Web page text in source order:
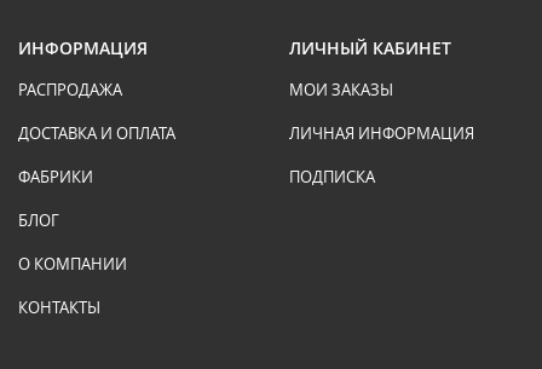
ИНФОРМАЦИЯ
РАСПРОДАЖА
ДОСТАВКА И ОПЛАТА
ФАБРИКИ
БЛОГ
О КОМПАНИИ
КОНТАКТЫ
ЛИЧНЫЙ КАБИНЕТ
МОИ ЗАКАЗЫ
ЛИЧНАЯ ИНФОРМАЦИЯ
ПОДПИСКА